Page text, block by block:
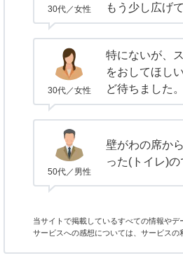
30代／女性
もう少し広げ
30代／女性
特にないが、
をおしてほし
ど待ちました。
50代／男性
壁がわの席か
った(トイレ)の
当サイトで掲載しているすべての情報やデ
サービスへの感想については、サービス